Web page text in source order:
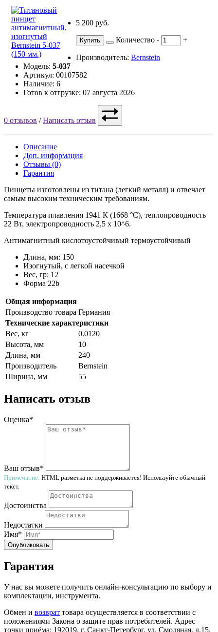
5 200 руб.
Купить Количество - +
Производитель: Bernstein
Модель: 5-037
Артикул: 00107582
Наличие: 6
Готов к отгрузке: 07 августа 2026
0 отзывов /Написать отзыв
Описание
Доп. информация
Отзывы (0)
Гарантия
Пинцеты изготовлены из титана (легкий металл) и отвечает
самым высоким техническим требованиям.
Температура плавления 1941 К (1668 °С), теплопроводность
22 Вт, электропроводность 2,5 х 10^6.
Антимагнитный кислотоустойчивый термоустойчивый
Длина, мм: 150
Изогнутый, с легкой насечкой
Вес, гр: 12
Форма 22b
Общая информация
Производство товара Германия
Технические характеристики
Вес, кг
0.0120
Высота, мм
10
Длина, мм
240
Производитель
Bernstein
Ширина, мм
55
Написать отзыв
Оценка*
Ваш отзыв*
Примечание: HTML разметка не поддерживается! Используйте обычный
текст.
Достоинства
Недостатки
Имя*
Опубликовать
Гарантия
У нас вы можете получить онлайн-консультацию по выбору и
комплектации, инструмента.
Обмен и возврат товара осуществляется в соответствии с
положениями Закона о защите прав потребителей. Адрес
точки приёма: 192019, г. Санкт-Петербург, ул. Смоляная, д.15,